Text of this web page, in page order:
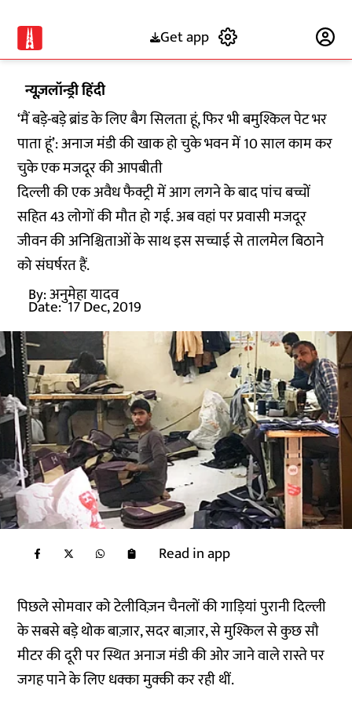
Get app
न्यूज़लॉन्ड्री हिंदी
‘मैं बड़े-बड़े ब्रांड के लिए बैग सिलता हूं, फिर भी बमुश्किल पेट भर
पाता हूं’: अनाज मंडी की खाक हो चुके भवन में 10 साल काम कर
चुके एक मजदूर की आपबीती
दिल्ली की एक अवैध फैक्ट्री में आग लगने के बाद पांच बच्चों
सहित 43 लोगों की मौत हो गई. अब वहां पर प्रवासी मजदूर
जीवन की अनिश्चिताओं के साथ इस सच्चाई से तालमेल बिठाने
को संघर्षरत हैं.
By:अनुमेहा यादव
Date: 17 Dec, 2019
Read in app
पिछले सोमवार को टेलीविज़न चैनलों की गाड़ियां पुरानी दिल्ली
के सबसे बड़े थोक बाज़ार, सदर बाज़ार, से मुश्किल से कुछ सौ
मीटर की दूरी पर स्थित अनाज मंडी की ओर जाने वाले रास्ते पर
जगह पाने के लिए धक्का मुक्की कर रही थीं.